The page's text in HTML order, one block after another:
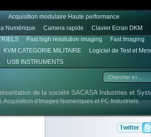
Acquisition modulaire Haute performance
Numérique Camera rapide
Clavier Ecran DKM
Fast high resolution imaging
Fast Imaging
KVM CATEGORIE MILITAIRE
Logiciel de Test et
USB INSTRUMENTS
Acquisition d'Images Numériques et PC Industriels.
de la société SACASA Industries et